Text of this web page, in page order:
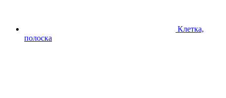
Клетка,
полоска